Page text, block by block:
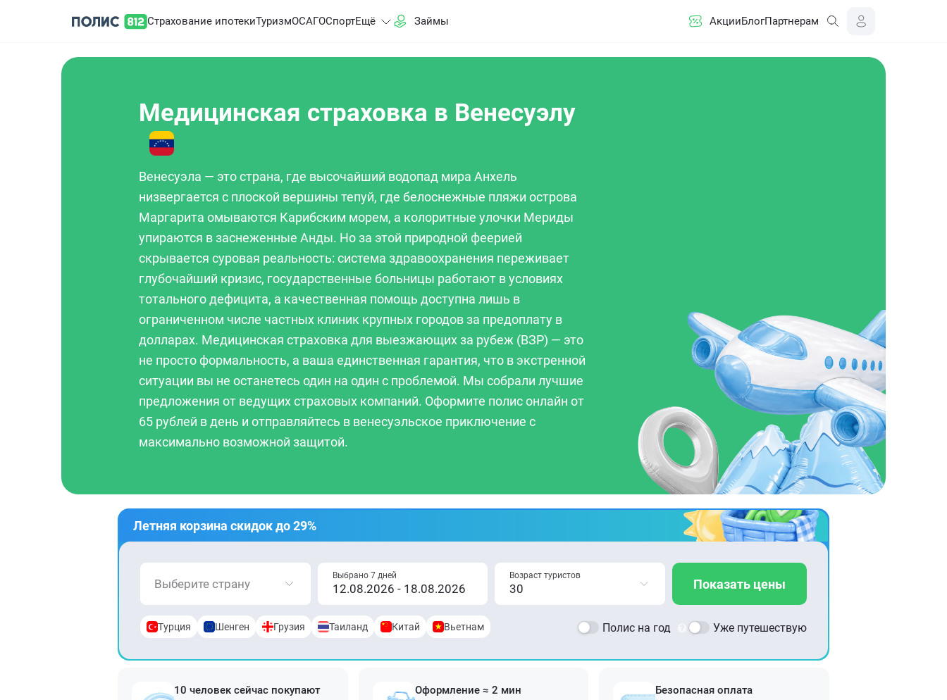
Страхование ипотекиТуризмОСАГОСпортЕщё Займы АкцииБлогПартнерам
Медицинская страховка в Венесуэлу
Венесуэла — это страна, где высочайший водопад мира Анхель
низвергается с плоской вершины тепуй, где белоснежные пляжи острова
Маргарита омываются Карибским морем, а колоритные улочки Мериды
упираются в заснеженные Анды. Но за этой природной феерией
скрывается суровая реальность: система здравоохранения переживает
глубочайший кризис, государственные больницы работают в условиях
тотального дефицита, а качественная помощь доступна лишь в
ограниченном числе частных клиник крупных городов за предоплату в
долларах. Медицинская страховка для выезжающих за рубеж (ВЗР) — это
не просто формальность, а ваша единственная гарантия, что в экстренной
ситуации вы не останетесь один на один с проблемой. Мы собрали лучшие
предложения от ведущих страховых компаний. Оформите полис онлайн от
65 рублей в день и отправляйтесь в венесуэльское приключение с
максимально возможной защитой.
Летняя корзина скидок до 29%
Выберите страну
Выбрано 7 дней Возраст туристов
Показать цены
Турция Шенген Грузия Таиланд Китай Вьетнам Полис на год Уже путешествую
10 человек сейчас покупают
Оформление ≈ 2 мин
Безопасная оплата